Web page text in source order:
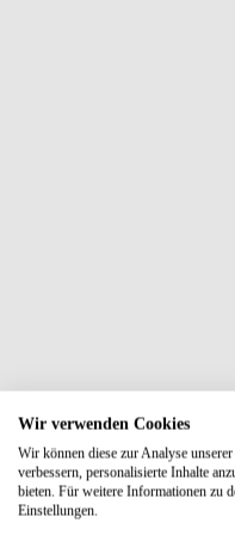
Wir verwenden Cookies
Wir können diese zur Analyse
verbessern, personalisierte Inhalte
bieten. Für weitere Informationen zu
Einstellungen.